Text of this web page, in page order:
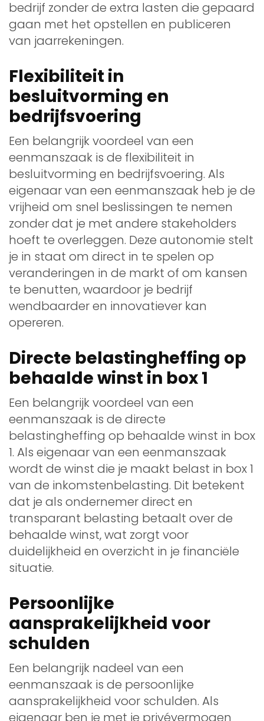
bedrijf zonder de extra lasten die gepaard
gaan met het opstellen en publiceren
van jaarrekeningen.
Flexibiliteit in
besluitvorming en
bedrijfsvoering
Een belangrijk voordeel van een
eenmanszaak is de flexibiliteit in
besluitvorming en bedrijfsvoering. Als
eigenaar van een eenmanszaak heb je de
vrijheid om snel beslissingen te nemen
zonder dat je met andere stakeholders
hoeft te overleggen. Deze autonomie stelt
je in staat om direct in te spelen op
veranderingen in de markt of om kansen
te benutten, waardoor je bedrijf
wendbaarder en innovatiever kan
opereren.
Directe belastingheffing op
behaalde winst in box 1
Een belangrijk voordeel van een
eenmanszaak is de directe
belastingheffing op behaalde winst in box
1. Als eigenaar van een eenmanszaak
wordt de winst die je maakt belast in box 1
van de inkomstenbelasting. Dit betekent
dat je als ondernemer direct en
transparant belasting betaalt over de
behaalde winst, wat zorgt voor
duidelijkheid en overzicht in je financiële
situatie.
Persoonlijke
aansprakelijkheid voor
schulden
Een belangrijk nadeel van een
eenmanszaak is de persoonlijke
aansprakelijkheid voor schulden. Als
eigenaar ben je met je privévermogen